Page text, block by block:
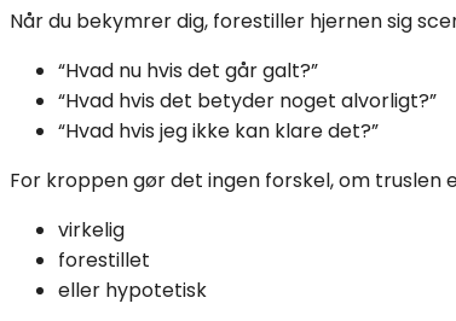
Når du bekymrer dig, forestiller hjernen sig
“Hvad nu hvis det går galt?”
“Hvad hvis det betyder noget alvorligt?”
“Hvad hvis jeg ikke kan klare det?”
For kroppen gør det ingen forskel, om truslen
virkelig
forestillet
eller hypotetisk